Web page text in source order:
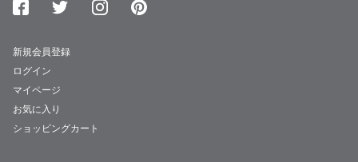
新規会員登録
ログイン
マイページ
お気に入り
ショッピングカート